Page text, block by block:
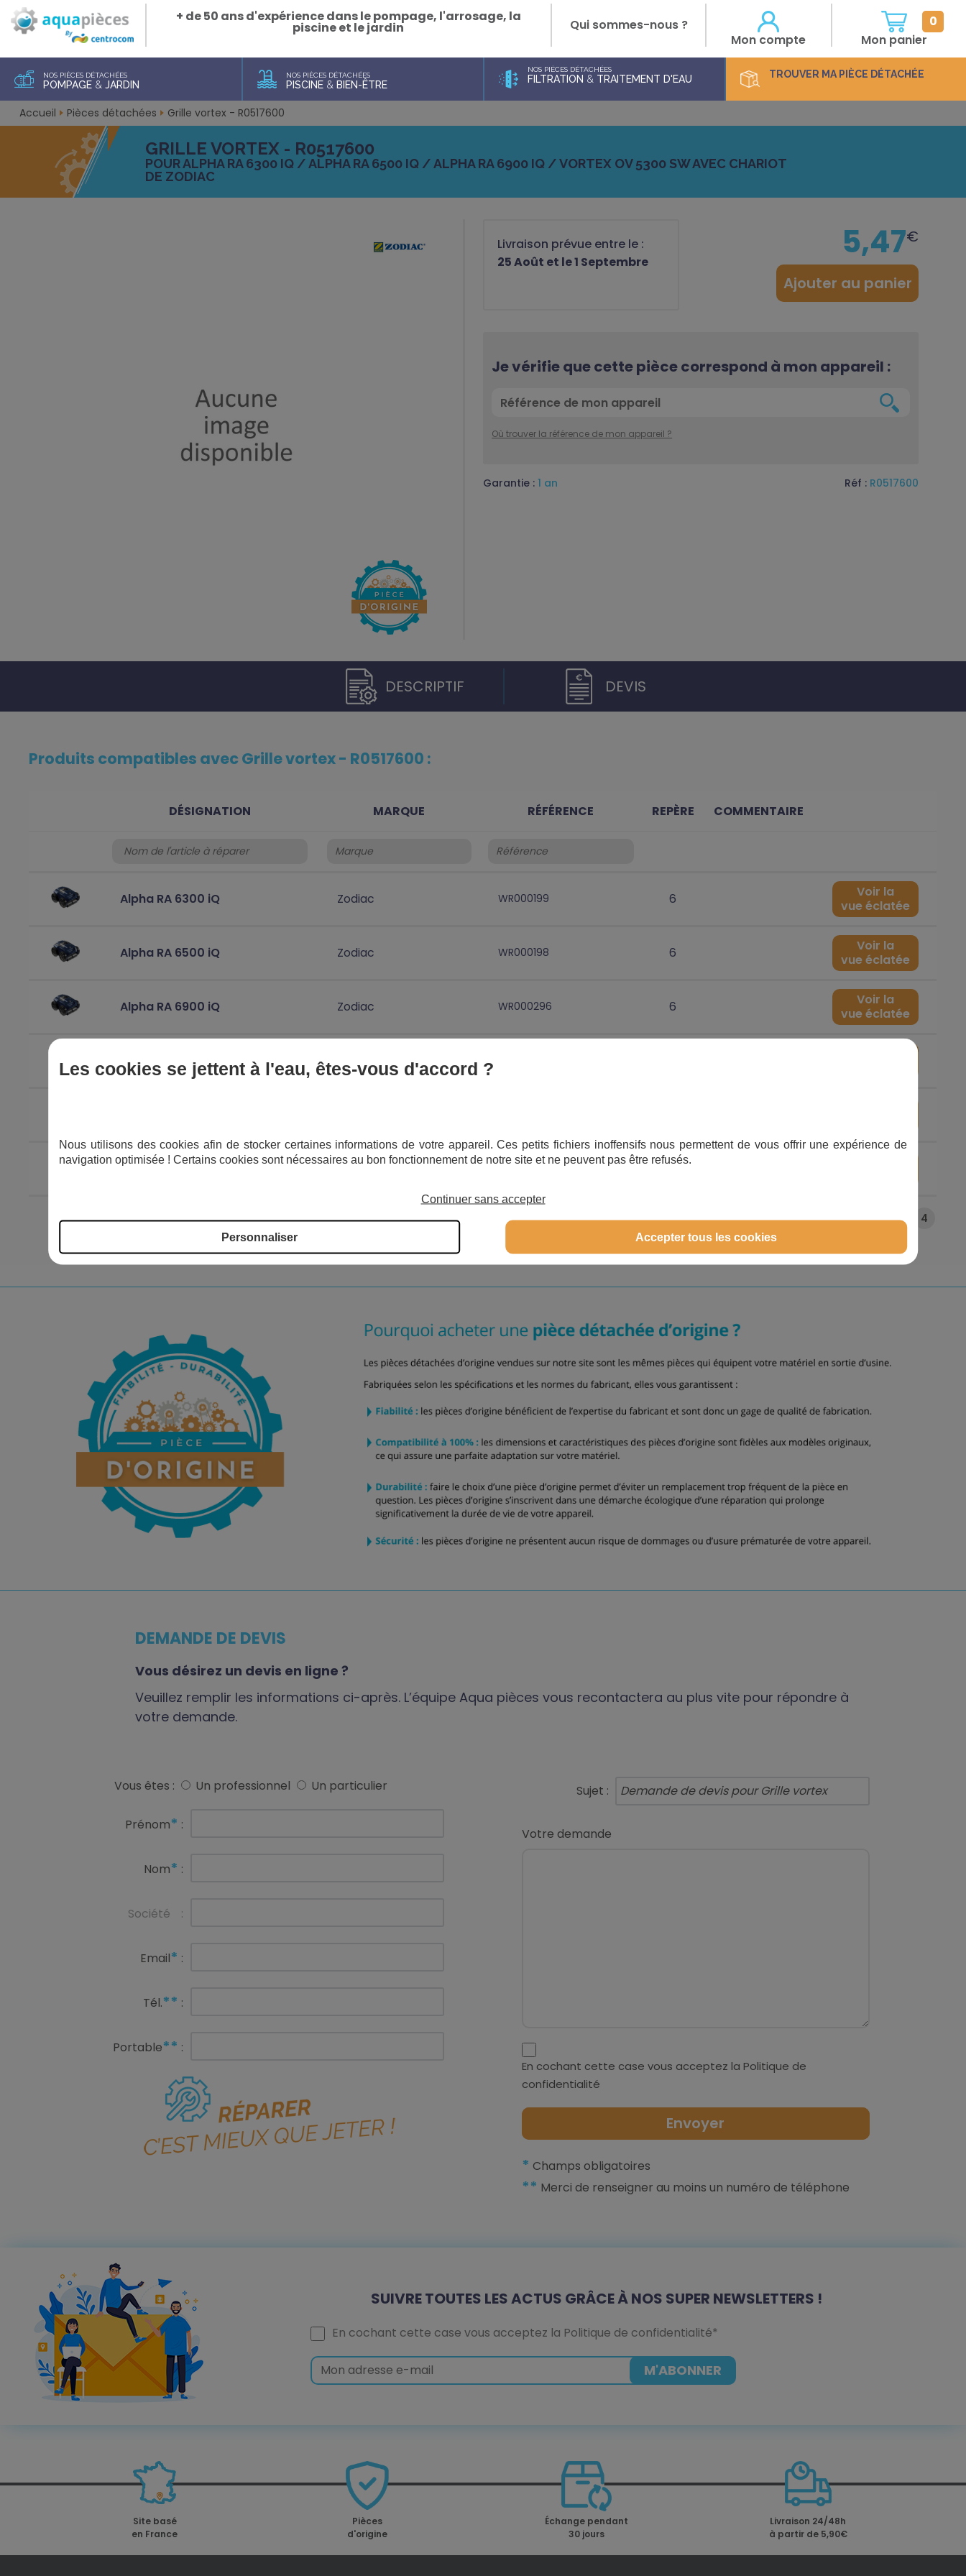
+ de 50 ans d'expérience dans le pompage, l'arrosage, la
piscine et le jardin
Qui sommes-nous ?
Mon compte
Mon panier
0
NOS PIÈCES DÉTACHÉES
POMPAGE & JARDIN
NOS PIÈCES DÉTACHÉES
PISCINE & BIEN-ÊTRE
NOS PIÈCES DÉTACHÉES
FILTRATION & TRAITEMENT D'EAU TROUVER MA PIÈCE DÉTACHÉE
Accueil Pièces détachées Grille vortex - R0517600
GRILLE VORTEX - R0517600
POUR ALPHA RA 6300 IQ / ALPHA RA 6500 IQ / ALPHA RA 6900 IQ / VORTEX OV 5300 SW AVEC CHARIOT
DE ZODIAC
Livraison prévue entre le :
25 Août et le 1 Septembre
5,47€
Ajouter au panier
Je vérifie que cette pièce correspond à mon appareil :
Où trouver la référence de mon appareil ?
Garantie : 1 an Réf : R0517600
DESCRIPTIF DEVIS
Produits compatibles avec Grille vortex - R0517600 :
DÉSIGNATION MARQUE RÉFÉRENCE REPÈRE COMMENTAIRE
Alpha RA 6300 iQ Zodiac WR000199 6
Voir la
vue éclatée
Alpha RA 6500 iQ Zodiac WR000198 6
Voir la
vue éclatée
Alpha RA 6900 iQ Zodiac WR000296 6
Voir la
vue éclatée
chariot
Vortex 3 4WD Zodiac W9340 9
1 2 3 4
DEMANDE DE DEVIS
Vous désirez un devis en ligne ?
Veuillez remplir les informations ci-après. L’équipe Aqua pièces vous recontactera au plus vite pour répondre à
votre demande.
Vous êtes : Un professionnel Un particulier
Prénom* :
Nom* :
Société :
Email* :
Tél.** :
Portable** :
Sujet :
Votre demande
En cochant cette case vous acceptez la Politique de
confidentialité
* Champs obligatoires
** Merci de renseigner au moins un numéro de téléphone
SUIVRE TOUTES LES ACTUS GRÂCE À NOS SUPER NEWSLETTERS !
En cochant cette case vous acceptez la Politique de confidentialité*
Site basé
en France
Pièces
d'origine
Échange pendant
30 jours
Livraison 24/48h
à partir de 5,90€
Les cookies se jettent à l'eau, êtes-vous d'accord ?
Nous utilisons des cookies afin de stocker certaines informations de votre appareil. Ces petits fichiers inoffensifs nous permettent de vous offrir une expérience de
navigation optimisée ! Certains cookies sont nécessaires au bon fonctionnement de notre site et ne peuvent pas être refusés.
Continuer sans accepter
Personnaliser Accepter tous les cookies